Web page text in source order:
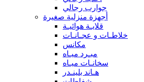
جوارب رجالي
أجهزة منزلية صغيرة
قلايـة هوائيـة
خلاطـات و عجـانـات
مكانس
مبـرد ميـاه
سخانـات ميـاه
هـاند بلينـدر